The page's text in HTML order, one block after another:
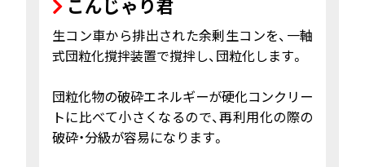
こんじゃり君
生コン車から排出された余剰生コンを、一軸
式団粒化撹拌装置で撹拌し、団粒化します。
団粒化物の破砕エネルギーが硬化コンクリー
トに比べて小さくなるので、再利用化の際の
破砕・分級が容易になります。